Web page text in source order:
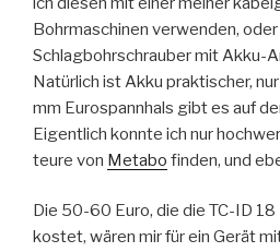
Bohrmaschinen verwenden, oder
Schlagbohrschrauber mit Akku-
Natürlich ist Akku praktischer,
mm Eurospannhals gibt es auf
Eigentlich konnte ich nur
teure von Metabo finden, und
Die 50-60 Euro, die die TC-ID 18
kostet, wären mir für ein Gerät